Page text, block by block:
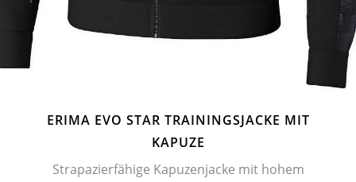
ERIMA EVO STAR TRAININGSJACKE MIT
KAPUZE
Strapazierfähige Kapuzenjacke mit hohem